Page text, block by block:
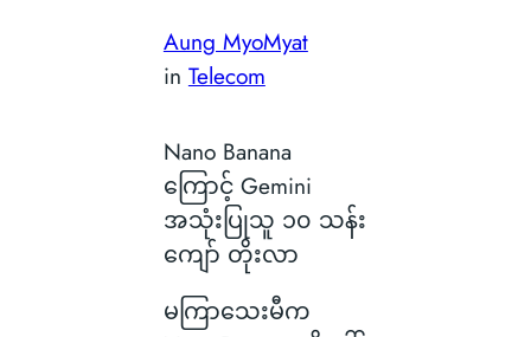
Aung MyoMyat
in Telecom
Nano Banana
ကြောင့် Gemini
အသုံးပြုသူ ၁၀ သန်း
ကျော် တိုးလာ
မကြာသေးမီက